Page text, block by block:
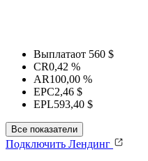
Выплатаот 560 $
CR0,42 %
AR100,00 %
EPC2,46 $
EPL593,40 $
Все показатели
Подключить Лендинг